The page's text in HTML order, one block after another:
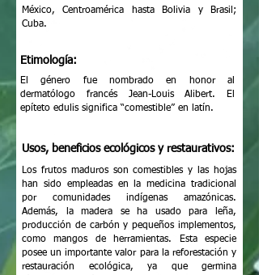
México, Centroamérica hasta Bolivia y Brasil;
Cuba.
Etimología:
El género fue nombrado en honor al
dermatólogo francés Jean-Louis Alibert. El
epíteto edulis significa “comestible” en latín.
Usos, beneficios ecológicos y restaurativos:
Los frutos maduros son comestibles y las hojas
han sido empleadas en la medicina tradicional
por comunidades indígenas amazónicas.
Además, la madera se ha usado para leña,
producción de carbón y pequeños implementos,
como mangos de herramientas. Esta especie
posee un importante valor para la reforestación y
restauración ecológica, ya que germina